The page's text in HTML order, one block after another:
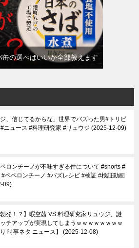
缶の選べばいいか全部教えます
ジ、信じてるからな」世界でバズった男#トリビ
ニュース #料理研究家 #リュウジ 2025-12-09
ロンチーノが不味すぎる件について #shorts #
#ペペロンチーノ #バズレシピ #検証 #検証動画
09
勃発！？】暇空茜 VS 料理研究家リュウジ、謎
チアップが実現してしまうｗｗｗｗｗｗｗｗ
り 時事ネタ ニュース】
2025-12-08